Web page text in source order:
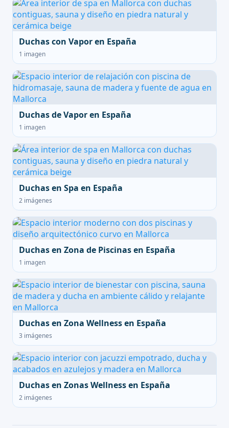
Duchas con Vapor en España
1 imagen
Duchas de Vapor en España
1 imagen
Duchas en Spa en España
2 imágenes
Duchas en Zona de Piscinas en España
1 imagen
Duchas en Zona Wellness en España
3 imágenes
Duchas en Zonas Wellness en España
2 imágenes